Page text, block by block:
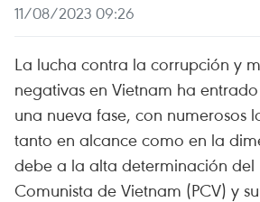
11/08/2023 09:26
La lucha contra la corrupción y
negativas en Vietnam ha
una nueva fase, con numerosos
tanto en alcance como en la
debe a la alta determinación del
Comunista de Vietnam (PCV) y